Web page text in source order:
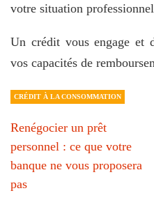
votre situation
Un crédit vous engage et
vos capacités de
CRÉDIT À LA CONSOMMATION
Renégocier un prêt
personnel : ce que votre
banque ne vous proposera
pas